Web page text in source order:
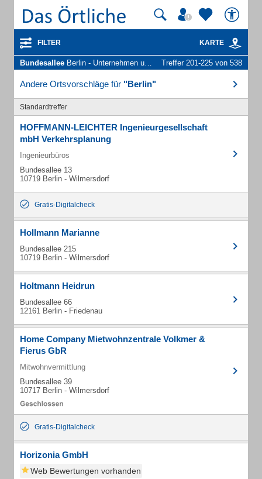
FILTER KARTE
Bundesallee Berlin - Unternehmen und Personen Treffer 201-225 von 538
Andere Ortsvorschläge für "Berlin"
Standardtreffer
HOFFMANN-LEICHTER Ingenieurgesellschaft
mbH Verkehrsplanung
Ingenieurbüros
Bundesallee 13
10719 Berlin - Wilmersdorf
Gratis-Digitalcheck
Hollmann Marianne
Bundesallee 215
10719 Berlin - Wilmersdorf
Holtmann Heidrun
Bundesallee 66
12161 Berlin - Friedenau
Home Company Mietwohnzentrale Volkmer &
Fierus GbR
Mitwohnvermittlung
Bundesallee 39
10717 Berlin - Wilmersdorf
Gratis-Digitalcheck
Horizonia GmbH
Web Bewertungen vorhanden